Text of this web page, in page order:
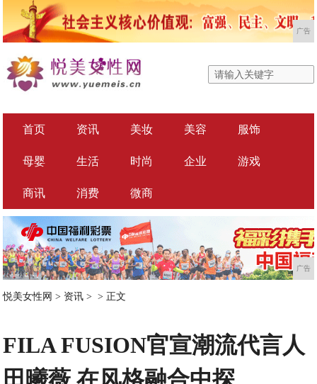
广告
首页 资讯 美妆 美容 服饰
母婴 生活 时尚 企业 游戏
商讯 消费 微商
广告
悦美女性网 > 资讯 > > 正文
FILA FUSION官宣潮流代言人